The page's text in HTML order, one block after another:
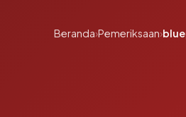
Beranda›Pemeriksaan›